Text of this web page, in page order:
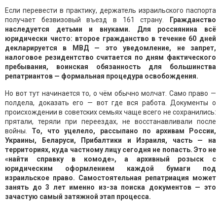
Если перевести в практику, держатель израильского паспорта
получает безвизовый въезд в 161 страну.
Гражданство
наследуется детьми и внуками. Для россиянина всё
юридически чисто: второе гражданство в течение 60 дней
декларируется в МВД — это уведомление, не запрет,
налоговое резидентство считается по дням фактического
пребывания, воинская обязанность для большинства
репатриантов — формальная процедура освобождения.
Но вот тут начинается то, о чём обычно молчат. Само право —
полдела, доказать его — вот где вся работа. Документы о
происхождении в советских семьях чаще всего не сохранились:
прятали, теряли при переездах, не восстанавливали после
войны. То, что уцелело, рассыпано по архивам России,
Украины, Беларуси, Прибалтики и Израиля, часть — на
территориях, куда частному лицу сегодня не попасть. Это не
«найти справку в комоде», а архивный розыск с
юридическим оформлением каждой бумаги под
израильское право. Самостоятельная репатриация может
занять до 3 лет именно из-за поиска документов — это
зачастую самый затяжной этап процесса.